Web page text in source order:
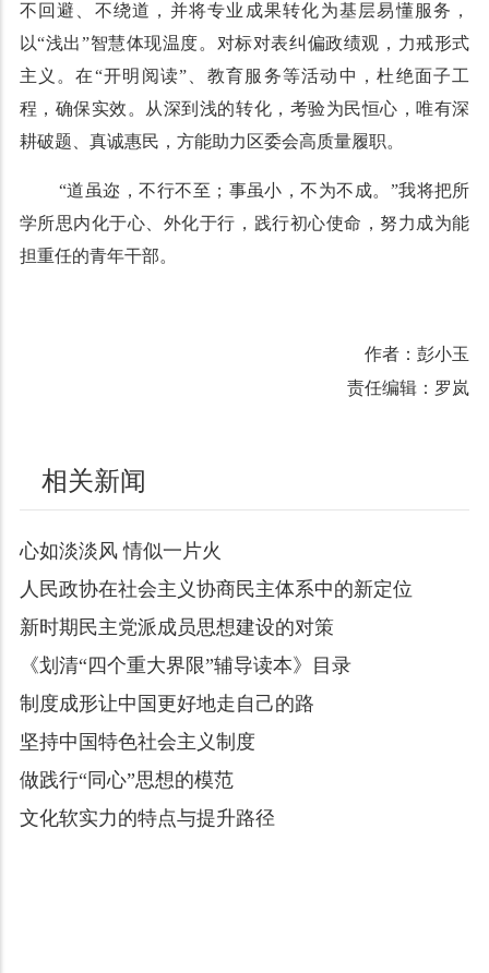
不回避、不绕道，并将专业成果转化为基层易懂服务，
以“浅出”智慧体现温度。对标对表纠偏政绩观，力戒形式
主义。在“开明阅读”、教育服务等活动中，杜绝面子工
程，确保实效。从深到浅的转化，考验为民恒心，唯有深
耕破题、真诚惠民，方能助力区委会高质量履职。
“道虽迩，不行不至；事虽小，不为不成。”我将把所
学所思内化于心、外化于行，践行初心使命，努力成为能
担重任的青年干部。
作者：彭小玉
责任编辑：罗岚
相关新闻
心如淡淡风 情似一片火
人民政协在社会主义协商民主体系中的新定位
新时期民主党派成员思想建设的对策
《划清“四个重大界限”辅导读本》目录
制度成形让中国更好地走自己的路
坚持中国特色社会主义制度
做践行“同心”思想的模范
文化软实力的特点与提升路径